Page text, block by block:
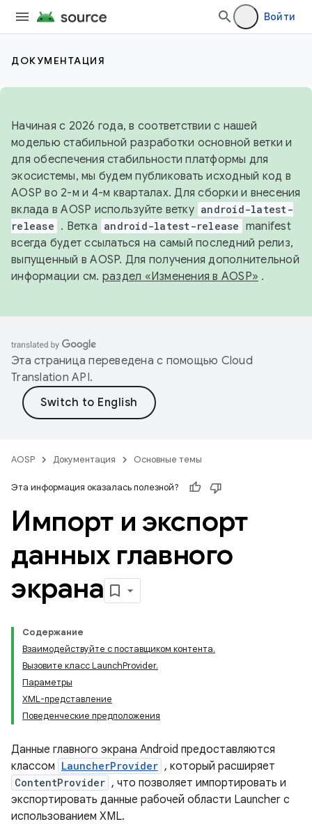
Войти
ДОКУМЕНТАЦИЯ
Начиная с 2026 года, в соответствии с нашей
моделью стабильной разработки основной ветки и
для обеспечения стабильности платформы для
экосистемы, мы будем публиковать исходный код в
AOSP во 2-м и 4-м кварталах. Для сборки и внесения
вклада в AOSP используйте ветку android-latest-
release . Ветка android-latest-release manifest
всегда будет ссылаться на самый последний релиз,
выпущенный в AOSP. Для получения дополнительной
информации см. раздел «Изменения в AOSP» .
Эта страница переведена с помощью Cloud
Translation API.
AOSP Документация Основные темы
Эта информация оказалась полезной?
Импорт и экспорт
данных главного
экрана
Содержание
Взаимодействуйте с поставщиком контента.
Вызовите класс LaunchProvider.
Параметры
XML-представление
Поведенческие предположения
Данные главного экрана Android предоставляются
классом LauncherProvider , который расширяет
ContentProvider , что позволяет импортировать и
экспортировать данные рабочей области Launcher с
использованием XML.